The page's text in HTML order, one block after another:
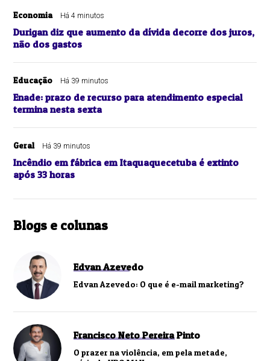
Economia Há 4 minutos
Durigan diz que aumento da dívida decorre dos juros,
não dos gastos
Educação Há 39 minutos
Enade: prazo de recurso para atendimento especial
termina nesta sexta
Geral Há 39 minutos
Incêndio em fábrica em Itaquaquecetuba é extinto
após 33 horas
Blogs e colunas
Edvan Azevedo
Edvan Azevedo: O que é e-mail marketing?
Francisco Neto Pereira Pinto
O prazer na violência, em pela metade,